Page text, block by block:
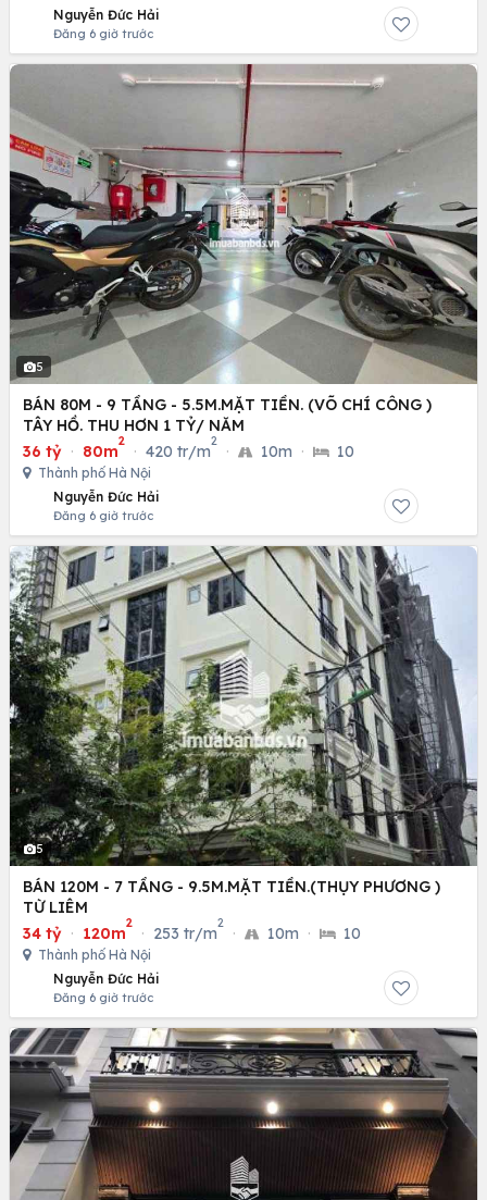
Nguyễn Đức Hải
Đăng 6 giờ trước
5
BÁN 80M - 9 TẦNG - 5.5M.MẶT TIỀN. (VÕ CHÍ CÔNG )
TÂY HỒ. THU HƠN 1 TỶ/ NĂM
36 tỷ · 80m
2
· 420 tr/m
2
· 10m · 10
Thành phố Hà Nội
Nguyễn Đức Hải
Đăng 6 giờ trước
5
BÁN 120M - 7 TẦNG - 9.5M.MẶT TIỀN.(THỤY PHƯƠNG )
TỪ LIÊM
34 tỷ · 120m
2
· 253 tr/m
2
· 10m · 10
Thành phố Hà Nội
Nguyễn Đức Hải
Đăng 6 giờ trước